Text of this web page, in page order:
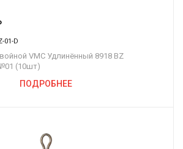
01-D
VMC Удлинённый 8918 BZ
(10шт)
ПОДРОБНЕЕ